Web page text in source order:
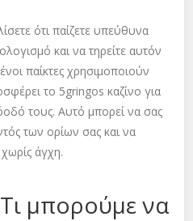
ότι παίζετε υπεύθυνα
και να τηρείτε αυτόν
παίκτες χρησιμοποιούν
το 5gringos καζίνο για
τους. Αυτό μπορεί να σας
των ορίων σας και να
άγχη.
μπορούμε να